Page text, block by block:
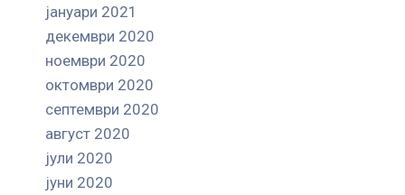
јануари 2021
декември 2020
ноември 2020
октомври 2020
септември 2020
август 2020
јули 2020
јуни 2020